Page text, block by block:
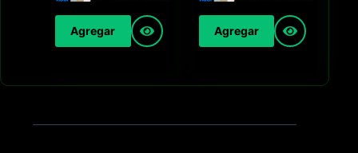
Agregar Agregar